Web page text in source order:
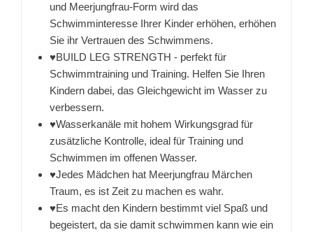
und Meerjungfrau-Form wird das
Schwimminteresse Ihrer Kinder erhöhen, erhöhen
Sie ihr Vertrauen des Schwimmens.
♥BUILD LEG STRENGTH - perfekt für
Schwimmtraining und Training. Helfen Sie Ihren
Kindern dabei, das Gleichgewicht im Wasser zu
verbessern.
♥Wasserkanäle mit hohem Wirkungsgrad für
zusätzliche Kontrolle, ideal für Training und
Schwimmen im offenen Wasser.
♥Jedes Mädchen hat Meerjungfrau Märchen
Traum, es ist Zeit zu machen es wahr.
♥Es macht den Kindern bestimmt viel Spaß und
begeistert, da sie damit schwimmen kann wie ein